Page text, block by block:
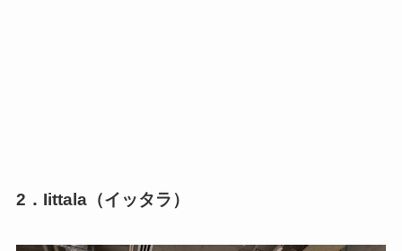
2．Iittala（イッタラ）